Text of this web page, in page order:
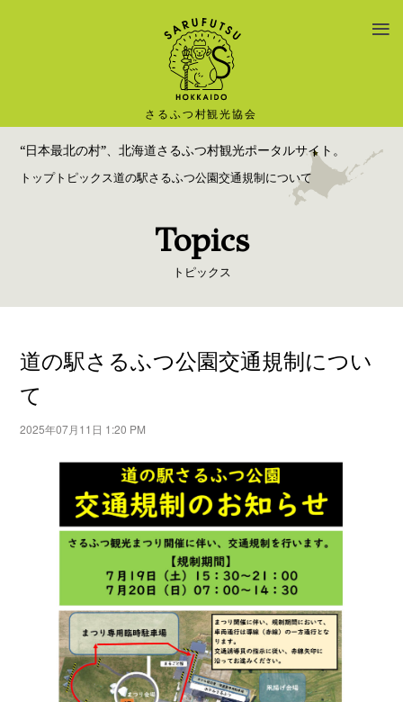
観る
食べる・買う
フォトギャラリー
ダウンロード
リンク
“日本最北の村”、北海道さるふつ村観光ポータルサイト。
トップトピックス道の駅さるふつ公園交通規制について
Topics
トピックス
道の駅さるふつ公園交通規制につい
て
2025年07月11日 1:20 PM